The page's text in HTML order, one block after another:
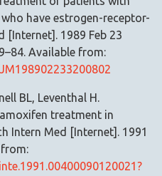
have estrogen-receptor-
[Internet]. 1989 Feb 23
Available from:
BL, Leventhal H.
treatment in
Intern Med [Internet]. 1991
from: